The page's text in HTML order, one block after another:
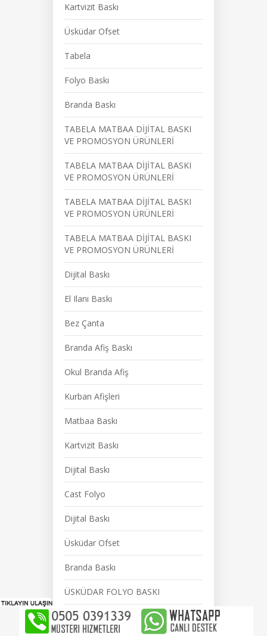
Kartvizit Baskı
Üsküdar Ofset
Tabela
Folyo Baskı
Branda Baskı
TABELA MATBAA DİJİTAL BASKI
VE PROMOSYON ÜRÜNLERİ
TABELA MATBAA DİJİTAL BASKI
VE PROMOSYON ÜRÜNLERİ
TABELA MATBAA DİJİTAL BASKI
VE PROMOSYON ÜRÜNLERİ
TABELA MATBAA DİJİTAL BASKI
VE PROMOSYON ÜRÜNLERİ
Dijital Baskı
El Ilanı Baskı
Bez Çanta
Branda Afiş Baskı
Okul Branda Afiş
Kurban Afişleri
Matbaa Baskı
Kartvizit Baskı
Dijital Baskı
Cast Folyo
Dijital Baskı
Üsküdar Ofset
Branda Baskı
ÜSKÜDAR FOLYO BASKI
Araç Magneti